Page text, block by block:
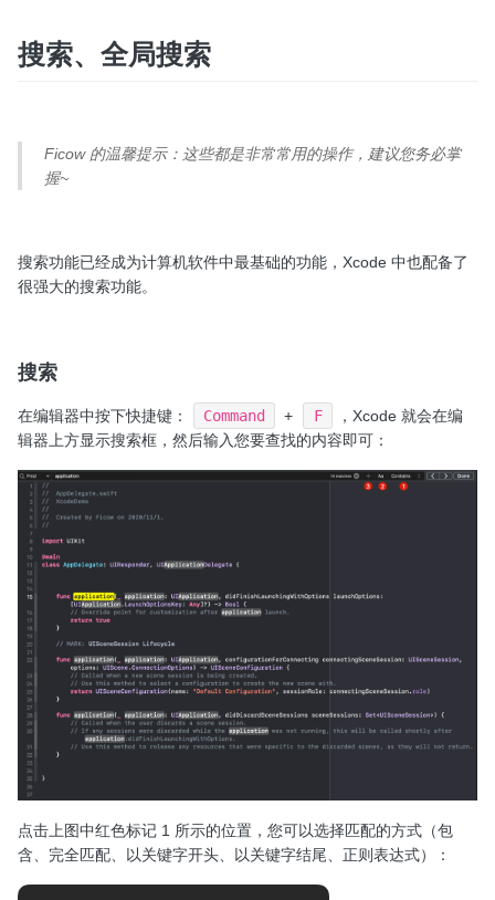
搜索、全局搜索
Ficow 的温馨提示：这些都是非常常用的操作，建议您务必掌
握~
搜索功能已经成为计算机软件中最基础的功能，Xcode 中也配备了
很强大的搜索功能。
搜索
在编辑器中按下快捷键： Command + F
，Xcode 就会在编
辑器上方显示搜索框，然后输入您要查找的内容即可：
点击上图中红色标记 1 所示的位置，您可以选择匹配的方式（包
含、完全匹配、以关键字开头、以关键字结尾、正则表达式）：